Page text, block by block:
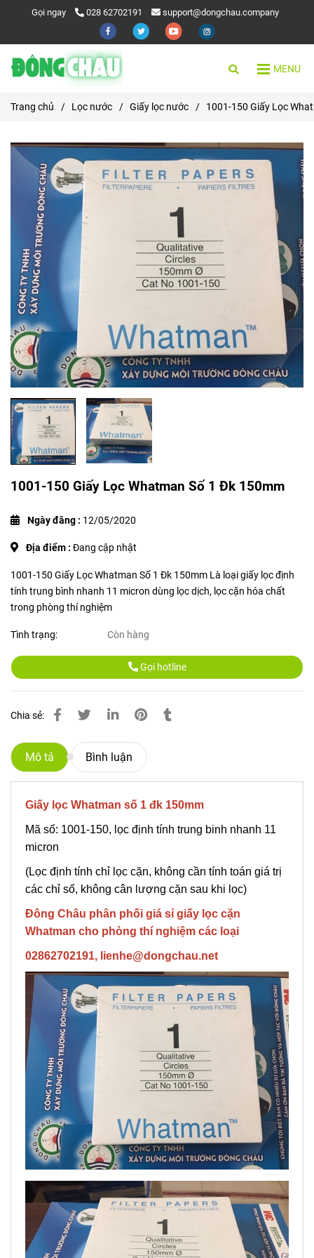
Gọi ngay 028 62702191 support@dongchau.company
MENU
Trang chủ / Lọc nước / Giấy lọc nước / 1001-150 Giấy Lọc
1001-150 Giấy Lọc Whatman Số 1 Đk 150mm
Ngày đăng : 12/05/2020
Địa điểm : Đang cập nhật
1001-150 Giấy Lọc Whatman Số 1 Đk 150mm Là loại giấy lọc định
tính trung bình nhanh 11 micron dùng lọc dịch, lọc cặn hóa chất
trong phòng thí nghiệm
Tình trạng: Còn hàng
Gọi hotline
Chia sẻ:
Mô tả Bình luận
Giấy lọc Whatman số 1 đk 150mm
Mã số: 1001-150, lọc định tính trung binh nhanh 11
micron
(Lọc định tính chỉ lọc cặn, không cần tính toán giá trị
các chỉ số, không cân lượng cặn sau khi lọc)
Đông Châu phân phối giá sỉ giấy lọc cặn
Whatman cho phòng thí nghiệm các loại
02862702191, lienhe@dongchau.net